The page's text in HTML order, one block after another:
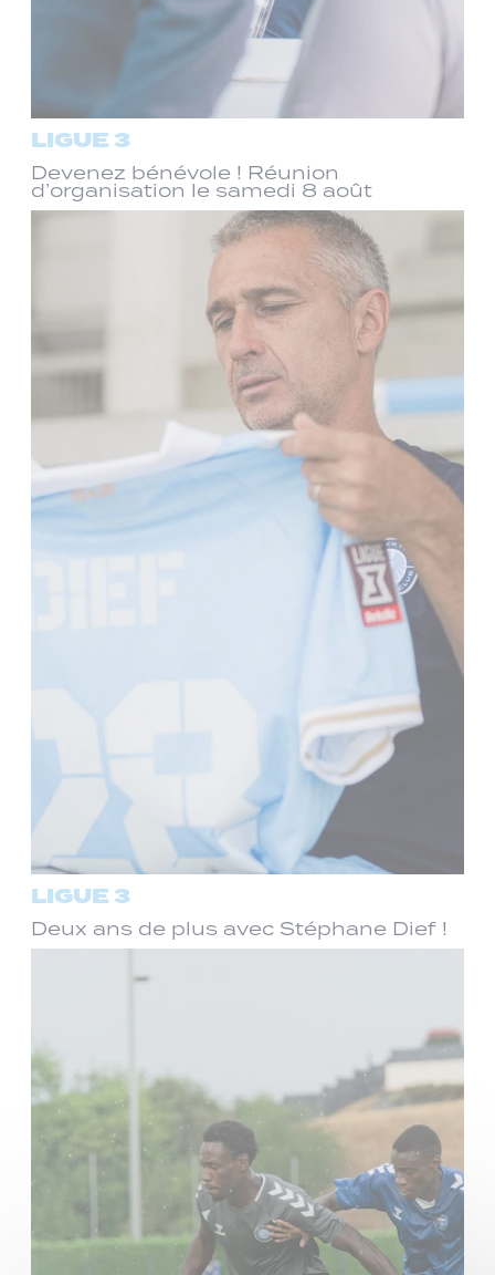
LIGUE 3
Devenez bénévole ! Réunion
d’organisation le samedi 8 août
LIGUE 3
Deux ans de plus avec Stéphane Dief !